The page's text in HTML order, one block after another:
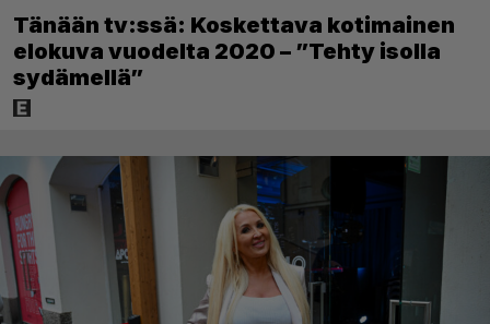
Tänään tv:ssä: Koskettava kotimainen
elokuva vuodelta 2020 – ”Tehty isolla
sydämellä”